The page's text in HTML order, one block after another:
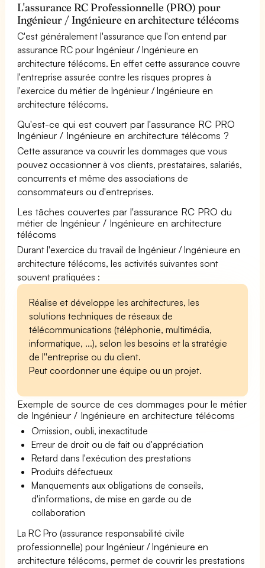
L'assurance RC Professionnelle (PRO) pour
Ingénieur / Ingénieure en architecture télécoms
C'est généralement l'assurance que l'on entend par
assurance RC pour Ingénieur / Ingénieure en
architecture télécoms. En effet cette assurance couvre
l'entreprise assurée contre les risques propres à
l'exercice du métier de Ingénieur / Ingénieure en
architecture télécoms.
Qu'est-ce qui est couvert par l'assurance RC PRO
Ingénieur / Ingénieure en architecture télécoms ?
Cette assurance va couvrir les dommages que vous
pouvez occasionner à vos clients, prestataires, salariés,
concurrents et même des associations de
consommateurs ou d'entreprises.
Les tâches couvertes par l'assurance RC PRO du
métier de Ingénieur / Ingénieure en architecture
télécoms
Durant l'exercice du travail de Ingénieur / Ingénieure en
architecture télécoms, les activités suivantes sont
souvent pratiquées :
Réalise et développe les architectures, les
solutions techniques de réseaux de
télécommunications (téléphonie, multimédia,
informatique, ...), selon les besoins et la stratégie
de l''entreprise ou du client.
Peut coordonner une équipe ou un projet.
Exemple de source de ces dommages pour le métier
de Ingénieur / Ingénieure en architecture télécoms
Omission, oubli, inexactitude
Erreur de droit ou de fait ou d'appréciation
Retard dans l'exécution des prestations
Produits défectueux
Manquements aux obligations de conseils,
d'informations, de mise en garde ou de
collaboration
La RC Pro (assurance responsabilité civile
professionnelle) pour Ingénieur / Ingénieure en
architecture télécoms, permet de couvrir les prestations